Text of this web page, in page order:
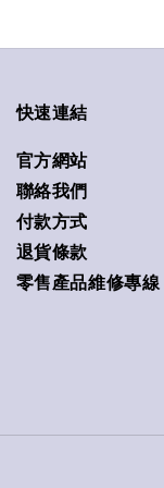
快速連結
官方網站
聯絡我們
付款方式
退貨條款
零售產品維修專線